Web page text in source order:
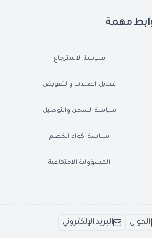
مهمة
سياسة الاسترجاع
تعديل الطلبات والتعويض
سياسة الشحن والتوصيل
سياسة أكواد الخصم
المسؤولية الاجتماعية
الجوال البريد الإلكتروني